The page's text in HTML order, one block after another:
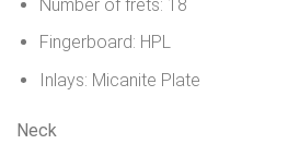
Number of frets: 18
Fingerboard: HPL
Inlays: Micanite Plate
Neck